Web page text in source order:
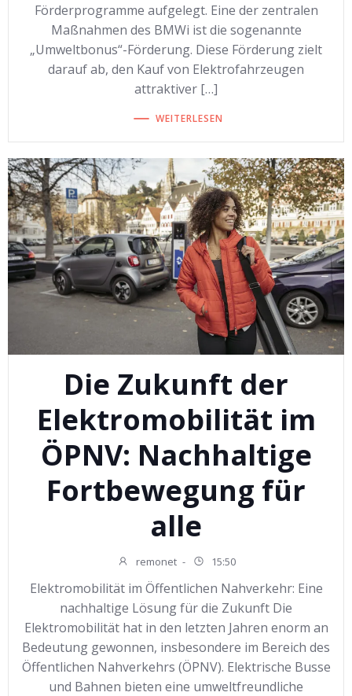
Förderprogramme aufgelegt. Eine der zentralen
Maßnahmen des BMWi ist die sogenannte
„Umweltbonus“-Förderung. Diese Förderung zielt
darauf ab, den Kauf von Elektrofahrzeugen
attraktiver […]
WEITERLESEN
Die Zukunft der
Elektromobilität im
ÖPNV: Nachhaltige
Fortbewegung für
alle
remonet - 15:50
Elektromobilität im Öffentlichen Nahverkehr: Eine
nachhaltige Lösung für die Zukunft Die
Elektromobilität hat in den letzten Jahren enorm an
Bedeutung gewonnen, insbesondere im Bereich des
Öffentlichen Nahverkehrs (ÖPNV). Elektrische Busse
und Bahnen bieten eine umweltfreundliche